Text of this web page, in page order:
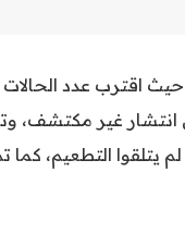
غير مكتشف، وتم
التطعيم، كما